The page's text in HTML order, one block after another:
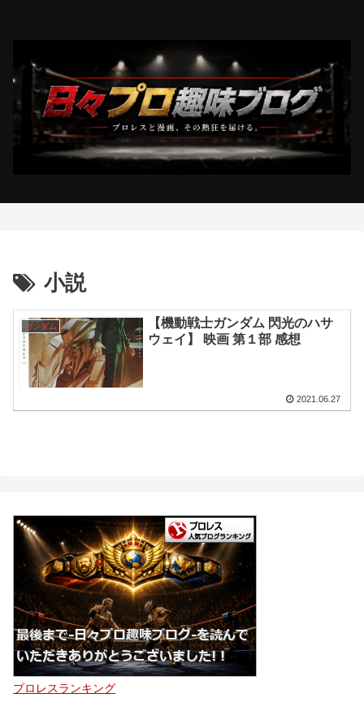
小説
ガンダム
【機動戦士ガンダム 閃光のハサ
ウェイ】 映画 第１部 感想
2021.06.27
プロレスランキング